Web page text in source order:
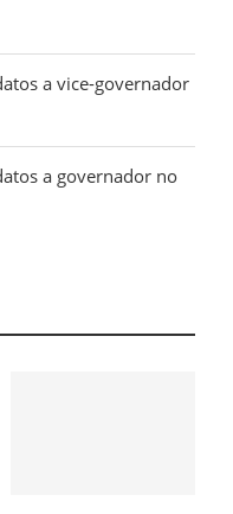
a vice-governador
a governador no